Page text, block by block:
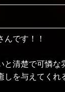
です！！
清楚で可憐な
を与えてくれ